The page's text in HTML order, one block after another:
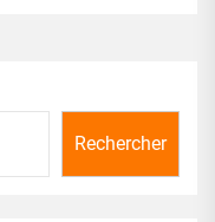
Rechercher